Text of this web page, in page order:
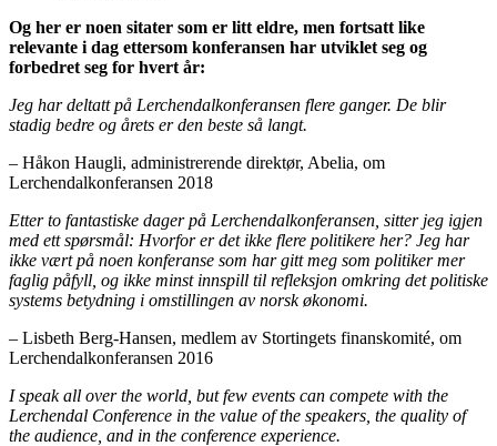
Og her er noen sitater som er litt eldre, men fortsatt like
relevante i dag ettersom konferansen har utviklet seg og
forbedret seg for hvert år:
Jeg har deltatt på Lerchendalkonferansen flere ganger. De blir
stadig bedre og årets er den beste så langt.
– Håkon Haugli, administrerende direktør, Abelia, om
Lerchendalkonferansen 2018
Etter to fantastiske dager på Lerchendalkonferansen, sitter jeg igjen
med ett spørsmål: Hvorfor er det ikke flere politikere her? Jeg har
ikke vært på noen konferanse som har gitt meg som politiker mer
faglig påfyll, og ikke minst innspill til refleksjon omkring det politiske
systems betydning i omstillingen av norsk økonomi.
– Lisbeth Berg-Hansen, medlem av Stortingets finanskomité, om
Lerchendalkonferansen 2016
I speak all over the world, but few events can compete with the
Lerchendal Conference in the value of the speakers, the quality of
the audience, and in the conference experience.